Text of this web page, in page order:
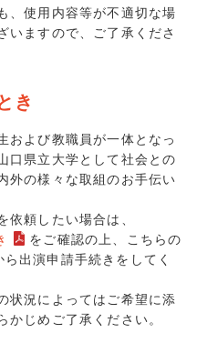
、使用内容等が不適切な場
いますので、ご了承くださ
き
および教職員が一体となっ
口県立大学として社会との
外の様々な取組のお手伝い
依頼したい場合は、
をご確認の上、こちらの
ら出演申請手続きをしてく
状況によってはご希望に添
かじめご了承ください。